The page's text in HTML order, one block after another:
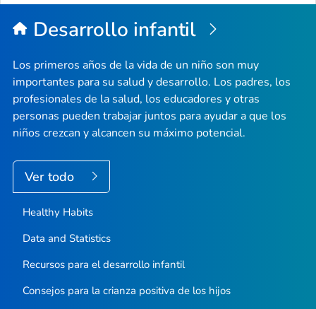
la
Desarrollo infantil
Los primeros años de la vida de un niño son muy
importantes para su salud y desarrollo. Los padres, los
profesionales de la salud, los educadores y otras
personas pueden trabajar juntos para ayudar a que los
niños crezcan y alcancen su máximo potencial.
Ver todo
Healthy Habits
Data and Statistics
Recursos para el desarrollo infantil
Consejos para la crianza positiva de los hijos